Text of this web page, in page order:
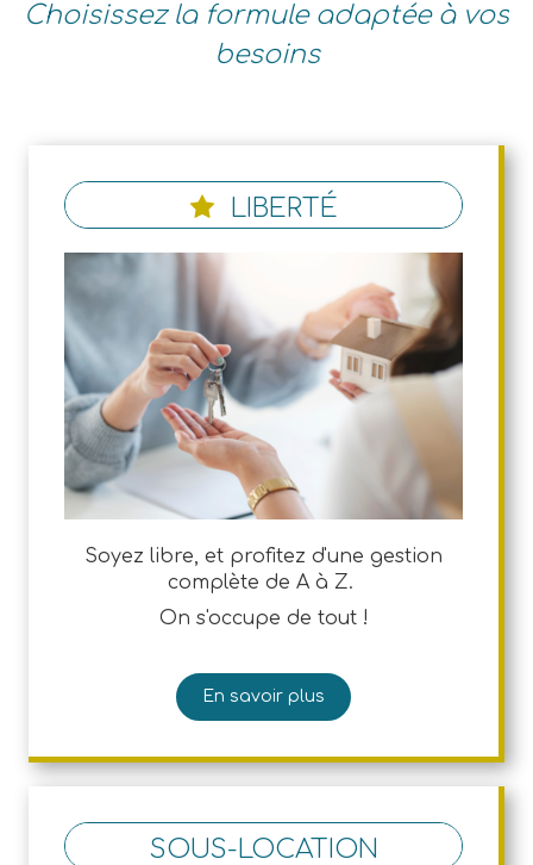
Choisissez la formule adaptée à vos
besoins
LIBERTÉ
Soyez libre, et profitez d'une gestion
complète de A à Z.
On s'occupe de tout !
En savoir plus
SOUS-LOCATION